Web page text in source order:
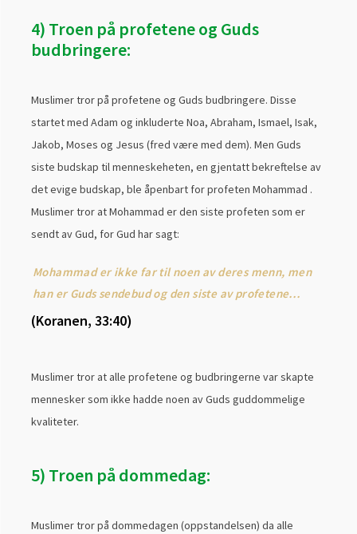
4) Troen på profetene og Guds
budbringere:
Muslimer tror på profetene og Guds budbringere. Disse
startet med Adam og inkluderte Noa, Abraham, Ismael, Isak,
Jakob, Moses og Jesus (fred være med dem). Men Guds
siste budskap til menneskeheten, en gjentatt bekreftelse av
det evige budskap, ble åpenbart for profeten Mohammad .
Muslimer tror at Mohammad er den siste profeten som er
sendt av Gud, for Gud har sagt:
Mohammad er ikke far til noen av deres menn, men
han er Guds sendebud og den siste av profetene…
(Koranen, 33:40)
Muslimer tror at alle profetene og budbringerne var skapte
mennesker som ikke hadde noen av Guds guddommelige
kvaliteter.
5) Troen på dommedag:
Muslimer tror på dommedagen (oppstandelsen) da alle